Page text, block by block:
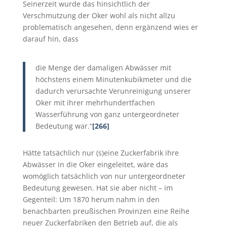
Seinerzeit wurde das hinsichtlich der
Verschmutzung derOker wohl als nicht allzu
problematisch angesehen, denn ergänzend wies er
darauf hin, dass
die Menge der damaligen Abwässer mit
höchstens einem Minutenkubikmeter und die
dadurch verursachte Verunreinigung unserer
Oker mit ihrer mehrhundertfachen
Wasserführung von ganz untergeordneter
Bedeutung war.“[266]
Hätte tatsächlich nur (s)eine Zuckerfabrik ihre
Abwässer in die Oker eingeleitet, wäre das
womöglich tatsächlich von nur untergeordneter
Bedeutung gewesen. Hat sie aber nicht – im
Gegenteil: Um 1870 herum nahm in den
benachbarten preußischen Provinzen eine Reihe
neuer Zuckerfabriken den Betrieb auf, die als